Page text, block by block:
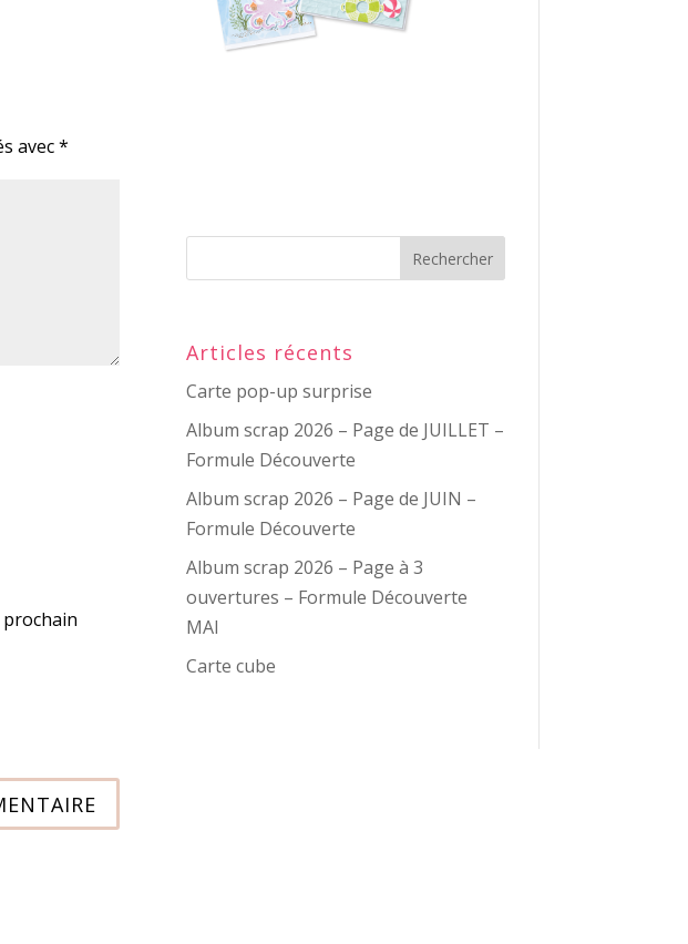
avec*
Articles récents
Carte pop-up surprise
Album scrap 2026 – Page de JUILLET –
Formule Découverte
Album scrap 2026 – Page de JUIN –
Formule Découverte
Album scrap 2026 – Page à 3
ouvertures – Formule Découverte
MAI
Carte cube